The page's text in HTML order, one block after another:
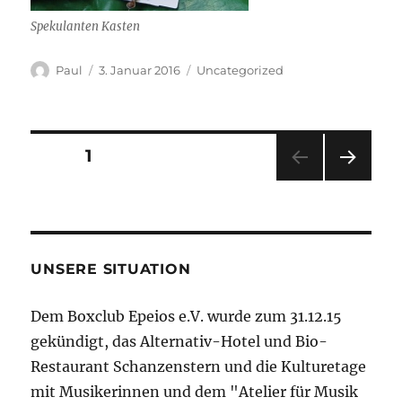
Spekulanten Kasten
Autor
Paul
Veröffentlicht
3. Januar 2016 Kategorien
Uncategorized
Seitennummerierung
Beiträge
SEITE1
E
UNSERE SITUATION
Dem Boxclub Epeios e.V. wurde zum 31.12.15
gekündigt, das Alternativ-Hotel und Bio-
Restaurant Schanzenstern und die Kulturetage
mit Musikerinnen und dem "Atelier für Musik